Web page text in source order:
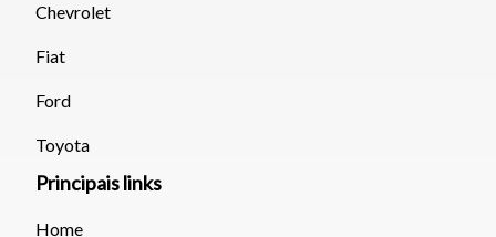
Chevrolet
Fiat
Ford
Toyota
Principais links
Home